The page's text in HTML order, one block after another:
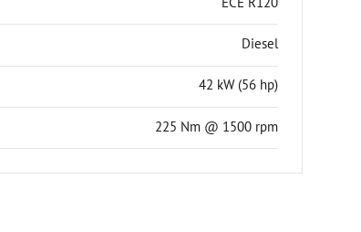
Diesel
42 kW (56 hp)
225 Nm @ 1500 rpm